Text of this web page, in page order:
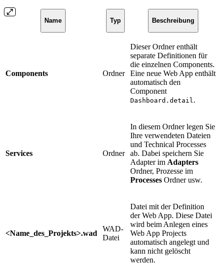
Name Typ Beschreibung
Components Ordner
Dieser Ordner enthält
separate Definitionen für
die einzelnen Components.
Eine neue Web App enthält
automatisch den
Component
Dashboard.detail.
Services Ordner
In diesem Ordner legen Sie
Ihre verwendeten Dateien
und Technical Processes
ab. Dabei speichern Sie
Adapter im Adapters
Ordner, Prozesse im
Processes Ordner usw.
<Name_des_Projekts>.wad
WAD-
Datei
Datei mit der Definition
der Web App. Diese Datei
wird beim Anlegen eines
Web App Projects
automatisch angelegt und
kann nicht gelöscht
werden.